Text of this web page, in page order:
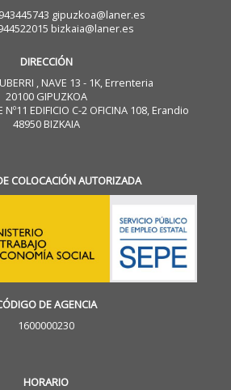
gipuzkoa@laner.es
bizkaia@laner.es
DIRECCIÓN
, NAVE 13 - 1K, Errenteria
20100 GIPUZKOA
Nº11 EDIFICIO C-2 OFICINA 108, Erandio
48950 BIZKAIA
COLOCACIÓN AUTORIZADA
DE AGENCIA
1600000230
HORARIO